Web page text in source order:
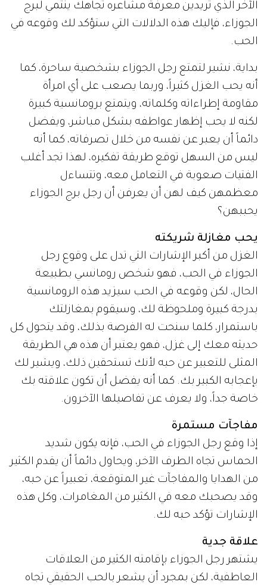
الآخر الذي تريدين معرفة مشاعره تجاهك ينتمي لبرج
الجوزاء، فإليك هذه الدلالات التي ستؤكد لك وقوعه في
الحب.
بداية، نشير لتمتع رجل الجوزاء بشخصية ساحرة، كما
أنه يحب الغزل كثيراً، وربما يصعب على أي امرأة
مقاومة إطراءاته وكلماته، ويتمتع برومانسية كبيرة
لكنه لا يحب إظهار عواطفه بشكل مباشر، ويفضل
دائماً أن يعبر عن نفسه من خلال تصرفاته، كما أنه
ليس من السهل توقع طريقة تفكيره، لهذا تجد أغلب
الفتيات صعوبة في التعامل معه، وتتساءل
معظمهن كيف لهن أن يعرفن أن رجل برج الجوزاء
يحببهن؟
يحب مغازلة شريكته
الغزل من أكبر الإشارات التي تدل على وقوع رجل
الجوزاء في الحب، فهو شخص رومانسي بطبيعة
الحال، لكن وقوعه في الحب سيزيد هذه الرومانسية
بدرجة كبيرة وملحوظة لك، وسيقوم بمغازلتك
باستمرار، كلما سنحت له الفرصة بذلك، وقد يتحول كل
حديثه معك إلى غزل، فهو يعتبر أن هذه هي الطريقة
المثلى للتعبير عن حبه لأنك تستحقين ذلك، ويشير لك
بإعجابه الكبير بك. كما أنه يفضل أن تكون علاقته بك
خاصة جداً، ولا يعرف عن تفاصيلها الآخرون.
مفاجآت مستمرة
إذا وقع رجل الجوزاء في الحب، فإنه يكون شديد
الحماس تجاه الطرف الآخر، ويحاول دائماً أن يقدم الكثير
من الهدايا والمفاجآت غير المتوقعة، تعبيراً عن حبه،
وقد يصحبك معه في الكثير من المغامرات، وكل هذه
الإشارات تؤكد حبه لك.
علاقة جدية
يشتهر رجل الجوزاء بإقامته الكثير من العلاقات
العاطفية، لكن بمجرد أن يشعر بالحب الحقيقي تجاه